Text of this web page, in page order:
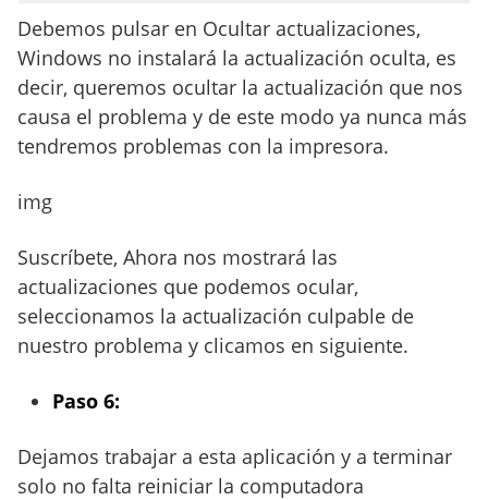
Debemos pulsar en Ocultar actualizaciones,
Windows no instalará la actualización oculta, es
decir, queremos ocultar la actualización que nos
causa el problema y de este modo ya nunca más
tendremos problemas con la impresora.
img
Suscríbete, Ahora nos mostrará las
actualizaciones que podemos ocular,
seleccionamos la actualización culpable de
nuestro problema y clicamos en siguiente.
Paso 6:
Dejamos trabajar a esta aplicación y a terminar
solo no falta reiniciar la computadora